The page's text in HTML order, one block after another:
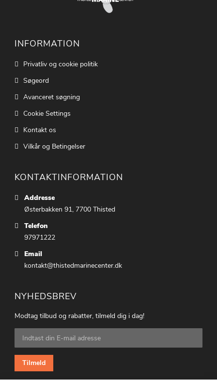
INFORMATION
Privatliv og cookie politik
Søgeord
Avanceret søgning
Cookie Settings
Kontakt os
Vilkår og Betingelser
KONTAKTINFORMATION
Addresse
Østerbakken 91, 7700 Thisted
Telefon
97971222
Email
kontakt@thistedmarinecenter.dk
NYHEDSBREV
Modtag tilbud og rabatter, tilmeld dig i dag!
Tilmeld
dig
vores
nyhedsbrev:
Tilmeld